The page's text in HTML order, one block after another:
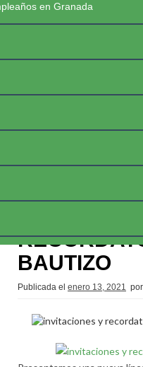
en Granada
BAUTIZO
Publicada el enero 13, 2021 por